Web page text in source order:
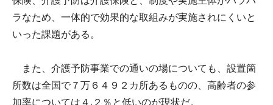
ラなため、一体的で効果的な取組みが実施されにくいと
いった課題がある。
また、介護予防事業での通いの場についても、設置箇
所数は全国で７万６４９２カ所あるものの、高齢者の参
加率については４.２％と低いのが現状だ。